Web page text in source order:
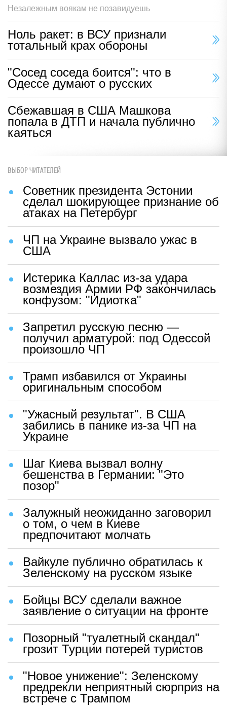
Незалежным воякам не позавидуешь
Ноль ракет: в ВСУ признали
тотальный крах обороны
"Сосед соседа боится": что в
Одессе думают о русских
Сбежавшая в США Машкова
попала в ДТП и начала публично
каяться
ВЫБОР ЧИТАТЕЛЕЙ
Советник президента Эстонии
сделал шокирующее признание об
атаках на Петербург
ЧП на Украине вызвало ужас в
США
Истерика Каллас из-за удара
возмездия Армии РФ закончилась
конфузом: "Идиотка"
Запретил русскую песню —
получил арматурой: под Одессой
произошло ЧП
Трамп избавился от Украины
оригинальным способом
"Ужасный результат". В США
забились в панике из-за ЧП на
Украине
Шаг Киева вызвал волну
бешенства в Германии: "Это
позор"
Залужный неожиданно заговорил
о том, о чем в Киеве
предпочитают молчать
Вайкуле публично обратилась к
Зеленскому на русском языке
Бойцы ВСУ сделали важное
заявление о ситуации на фронте
Позорный "туалетный скандал"
грозит Турции потерей туристов
"Новое унижение": Зеленскому
предрекли неприятный сюрприз на
встрече с Трампом